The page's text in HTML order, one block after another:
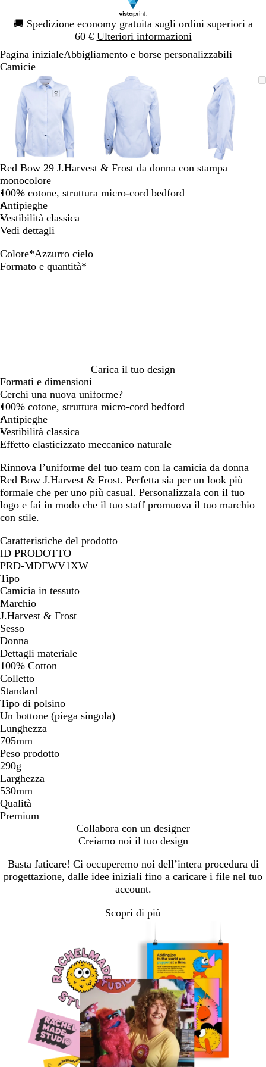
🚚 Spedizione economy gratuita sugli ordini superiori a
60 € Ulteriori informazioni
Diapositiva
1
Pagina inizialeAbbigliamento e borse personalizzabili
Camicie
L’immagine
può
essere
ingrandita
Ingrandito
a
minimo
Clicca
per
allargare
Usa
i
comandi
+
per
ingrandire
o
ridurre
e
le
frecce
spostarti
L’immagine
essere
ingrandita
Ingrandito
minimo
Clicca
allargare
Usa
comandi
per
ingrandire
ridurre
può
essere
ingrandita
Ingrandito
minimo
Clicca
per
allargare
Usa
comandi
+
per
ingrandire
Diapositiva
Red Bow 29 J.Harvest & Frost da donna con stampa
monocolore
100% cotone, struttura micro-cord bedford
Antipieghe
Vestibilità classica
Vedi dettagli
Colore*Azzurro cielo
B
A
e
l
o
Formato e quantità*
Carica il tuo design
Formati e dimensioni
Cerchi una nuova uniforme?
100% cotone, struttura micro-cord bedford
Antipieghe
Vestibilità classica
Effetto elasticizzato meccanico naturale
Rinnova l’uniforme del tuo team con la camicia da donna
Red Bow J.Harvest & Frost. Perfetta sia per un look più
formale che per uno più casual. Personalizzala con il tuo
logo e fai in modo che il tuo staff promuova il tuo marchio
con stile.
Caratteristiche del prodotto
ID PRODOTTO
PRD-MDFWV1XW
Tipo
Camicia in tessuto
Marchio
J.Harvest & Frost
Sesso
Donna
Dettagli materiale
100% Cotton
Colletto
Standard
Tipo di polsino
Un bottone (piega singola)
Lunghezza
705mm
Peso prodotto
290g
Larghezza
530mm
Qualità
Premium
Collabora con un designer
Creiamo noi il tuo design
Basta faticare! Ci occuperemo noi dell’intera procedura di
progettazione, dalle idee iniziali fino a caricare i file nel tuo
account.
Scopri di più